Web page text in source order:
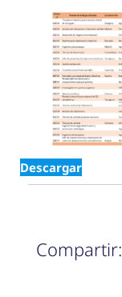
Descargar
Compartir: